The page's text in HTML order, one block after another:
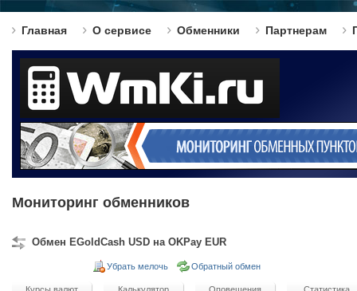
Главная О сервисе Обменники Партнерам
Мониторинг обменников
Обмен EGoldCash USD на OKPay EUR
Убрать мелочь Обратный обмен